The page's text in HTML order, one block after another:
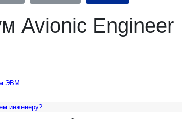
Avionic Engineer
ЭВМ
инженеру?